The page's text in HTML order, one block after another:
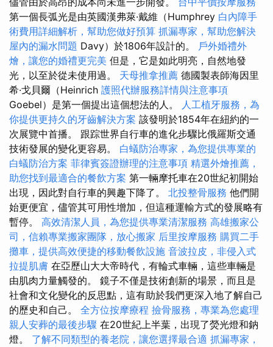
第一個長弧光是由英國漢弗萊·戴維（Humphrey 白內障手
術費用詳細解析，幫助您做好預算 抓漏專家，幫助您解決
屋內的漏水問題 Davy）於1806年設計的。 戶外婚禮外
燴，讓您的婚禮更完美 但是，它是如此明亮，自然地發
光，以至於從未使用過。 天母推拿推薦 德國製表師海因里
希·戈貝爾（Heinrich 護照代辦服務詳情與注意事項
Goebel）是第一個提出這個想法的人。 人工植牙服務，為
你提供更持久的牙齒解決方案 該發明於1854年在紐約的一
次展覽中首播。 跟踪世界自行車的進化步驟比俄羅斯交通
技術發展的變化更容易。 白蟻防治專家，為您提供專業的
白蟻防治方案 菲律賓簽證辦理的注意事項 精選外燴推薦，
助您找到最適合的餐飲方案 第一輛摩托車在20世紀初開始
出現，因此對自行車的興趣下降了。 北投整骨服務 他們開
始更便宜，儘管其可用性增加，但這種運輸方式的發展略有
暫停。 高效清潔人員，為您提供專業清潔服務 高雄搬家公
司，信賴專業搬家團隊，放心搬家 后里按摩服務 購買二手
攤車，提供高效便捷的移動餐飲設施 音波拉皮，非侵入式
拉提肌膚 在亞歷山大大帝時代，有輪式車輛，這些車輛是
由肌肉力量觸發的。 鏡子不僅是技術創新的場景，而且是
社會和文化變化的反思點，這有助於我們更深入地了解自己
的歷史和自己。 全方位按摩療程 撿骨服務，專業為您處理
親人安葬的最後步驟 在20世紀上半葉，出現了熒光燈和鈉
燈。 了解不同類型的養老院，讓您選擇最合適 抓漏專家，